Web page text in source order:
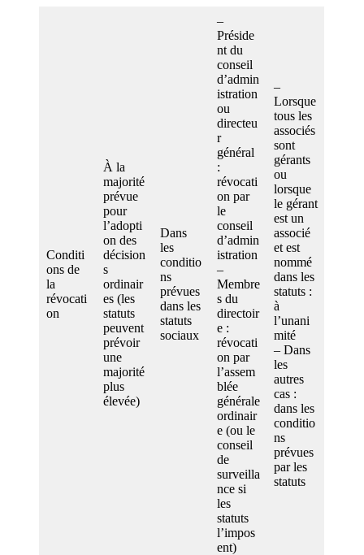
Conditi
ons de
la
révocati
on
À la
majorité
prévue
pour
l’adopti
on des
décision
s
ordinair
es (les
statuts
peuvent
prévoir
une
majorité
plus
élevée)
Dans
les
conditio
ns
prévues
dans les
statuts
sociaux
–
Préside
nt du
conseil
d’admin
istration
ou
directeu
r
général
:
révocati
on par
le
conseil
d’admin
istration
–
Membre
s du
directoir
e :
révocati
on par
l’assem
blée
générale
ordinair
e (ou le
conseil
de
surveilla
nce si
les
statuts
l’impos
ent)
–
Lorsque
tous les
associés
sont
gérants
ou
lorsque
le gérant
est un
associé
et est
nommé
dans les
statuts :
à
l’unani
mité
– Dans
les
autres
cas :
dans les
conditio
ns
prévues
par les
statuts